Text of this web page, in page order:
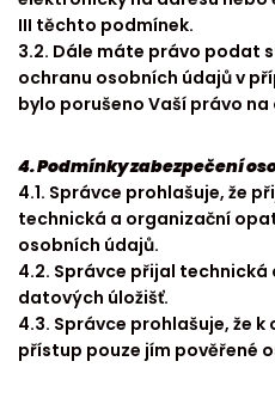
III těchto podmínek.
3.2. Dále máte právo podat
ochranu osobních údajů v
bylo porušeno Vaší právo
4. Podmínky zabezpečení
4.1. Správce prohlašuje, že
technická a organizační
osobních údajů.
4.2. Správce přijal
datových úložišť.
4.3. Správce prohlašuje, že
přístup pouze jím pověřené